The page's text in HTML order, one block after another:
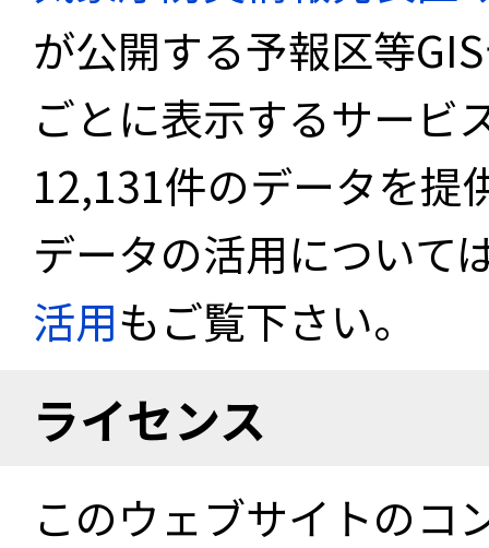
が公開する予報区等
ごとに表示するサービ
12,131件のデータを提
データの活用について
活用もご覧下さい。
ライセンス
このウェブサイトのコ